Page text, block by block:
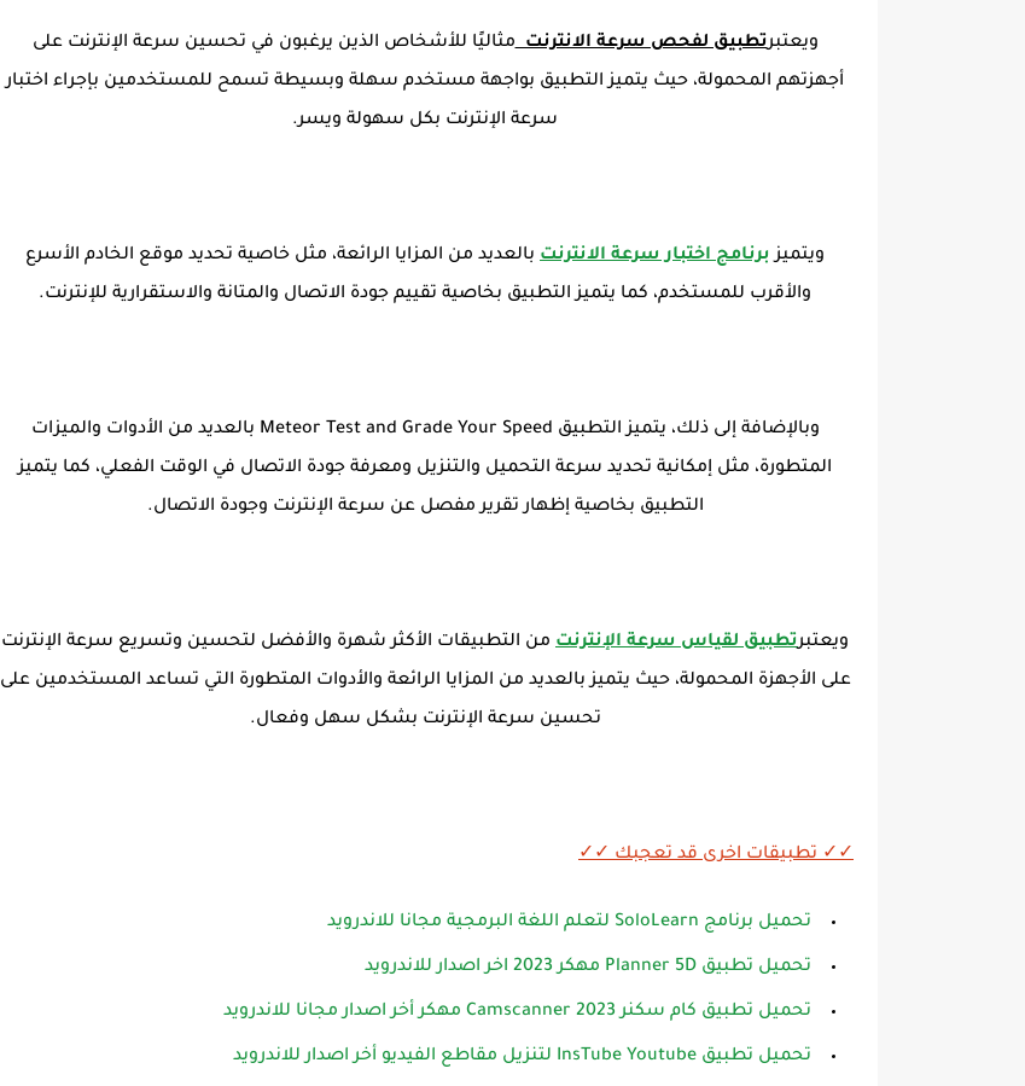
ويعتبرتطبيق لفحص سرعة الانترنتمثاليًا للأشخاص الذين يرغبون في تحسين سرعة الإنترنت على
أجهزتهم المحمولة، حيث يتميز التطبيق بواجهة مستخدم سهلة وبسيطة تسمح للمستخدمين بإجراء اختبار
سرعة الإنترنت بكل سهولة ويسر.
ويتميز برنامج اختبار سرعة الانترنت بالعديد من المزايا الرائعة، مثل خاصية تحديد موقع الخادم الأسرع
والأقرب للمستخدم، كما يتميز التطبيق بخاصية تقييم جودة الاتصال والمتانة والاستقرارية للإنترنت.
وبالإضافة إلى ذلك، يتميز التطبيق Meteor Test and Grade Your Speed بالعديد من الأدوات والميزات
المتطورة، مثل إمكانية تحديد سرعة التحميل والتنزيل ومعرفة جودة الاتصال في الوقت الفعلي، كما يتميز
التطبيق بخاصية إظهار تقرير مفصل عن سرعة الإنترنت وجودة الاتصال.
ويعتبرتطبيق لقياس سرعة الإنترنت من التطبيقات الأكثر شهرة والأفضل لتحسين وتسريع سرعة الإنترنت
على الأجهزة المحمولة، حيث يتميز بالعديد من المزايا الرائعة والأدوات المتطورة التي تساعد المستخدمين على
تحسين سرعة الإنترنت بشكل سهل وفعال.
✓✓ تطبيقات اخرى قد تعجبك ✓✓
تحميل برنامج SoloLearn لتعلم اللغة البرمجية مجانا للاندرويد
تحميل تطبيق Planner 5D مهكر 2023 اخر اصدار للاندرويد
تحميل تطبيق كام سكنر Camscanner 2023 مهكر أخر اصدار مجانا للاندرويد
تحميل تطبيق InsTube Youtube لتنزيل مقاطع الفيديو أخر اصدار للاندرويد